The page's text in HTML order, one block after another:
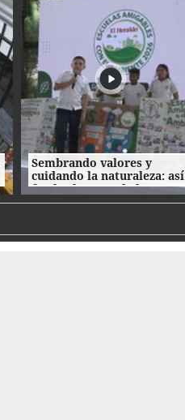
Sembrando valores y
cuidando la naturaleza: así
fue la clausura de las
Escuelas Amigables con el